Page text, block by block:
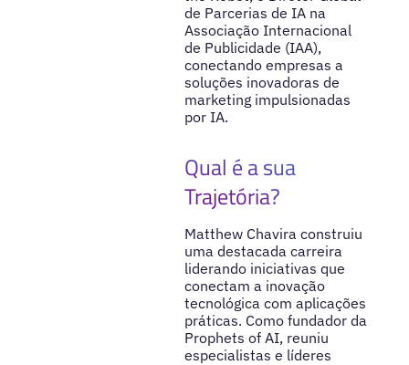
de Parcerias de IA na
Associação Internacional
de Publicidade (IAA),
conectando empresas a
soluções inovadoras de
marketing impulsionadas
por IA.
Qual é a sua
Trajetória?
Matthew Chavira construiu
uma destacada carreira
liderando iniciativas que
conectam a inovação
tecnológica com aplicações
práticas. Como fundador da
Prophets of AI, reuniu
especialistas e líderes